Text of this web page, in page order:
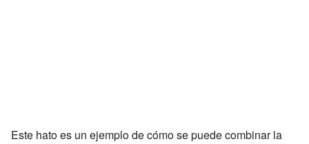
Este hato es un ejemplo de cómo se puede combinar la